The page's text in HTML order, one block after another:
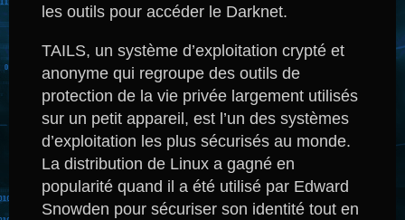
les outils pour accéder le Darknet.
TAILS, un système d’exploitation crypté et
anonyme qui regroupe des outils de
protection de la vie privée largement utilisés
sur un petit appareil, est l’un des systèmes
d’exploitation les plus sécurisés au monde.
La distribution de Linux a gagné en
popularité quand il a été utilisé par Edward
Snowden pour sécuriser son identité tout en